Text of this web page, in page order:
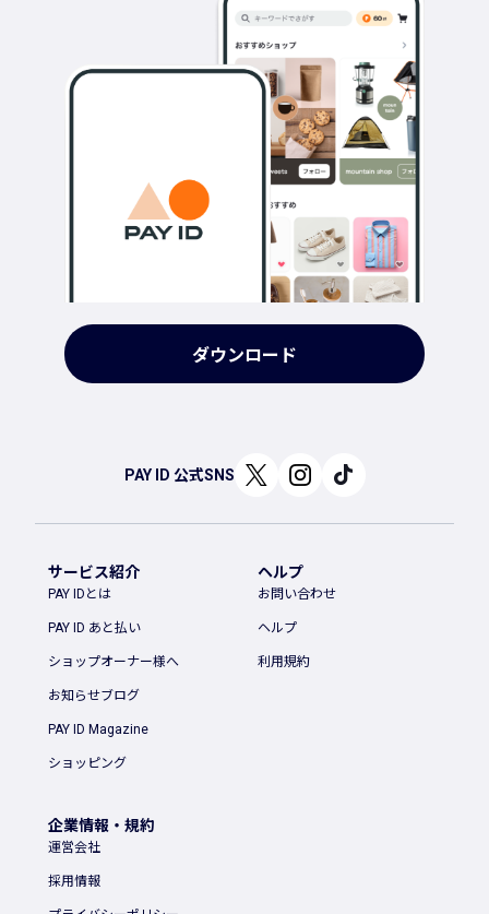
ダウンロード
PAY ID 公式SNS
サービス紹介
PAY IDとは
PAY ID あと払い
ショップオーナー様へ
お知らせブログ
PAY ID Magazine
ショッピング
ヘルプ
お問い合わせ
ヘルプ
利用規約
企業情報・規約
運営会社
採用情報